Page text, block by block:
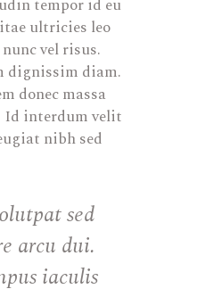
tempor id eu
ultricies leo
vel risus.
dignissim diam.
donec massa
Id interdum velit
nibh sed
sed
arcu dui.
iaculis